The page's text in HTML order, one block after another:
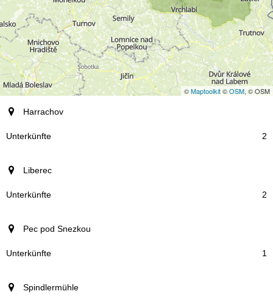
©Maptoolkit©OSM, © OSM
Ort
Unterkünfte
Harrachov
2
Liberec
2
Pec pod Snezkou
1
Spindlermühle